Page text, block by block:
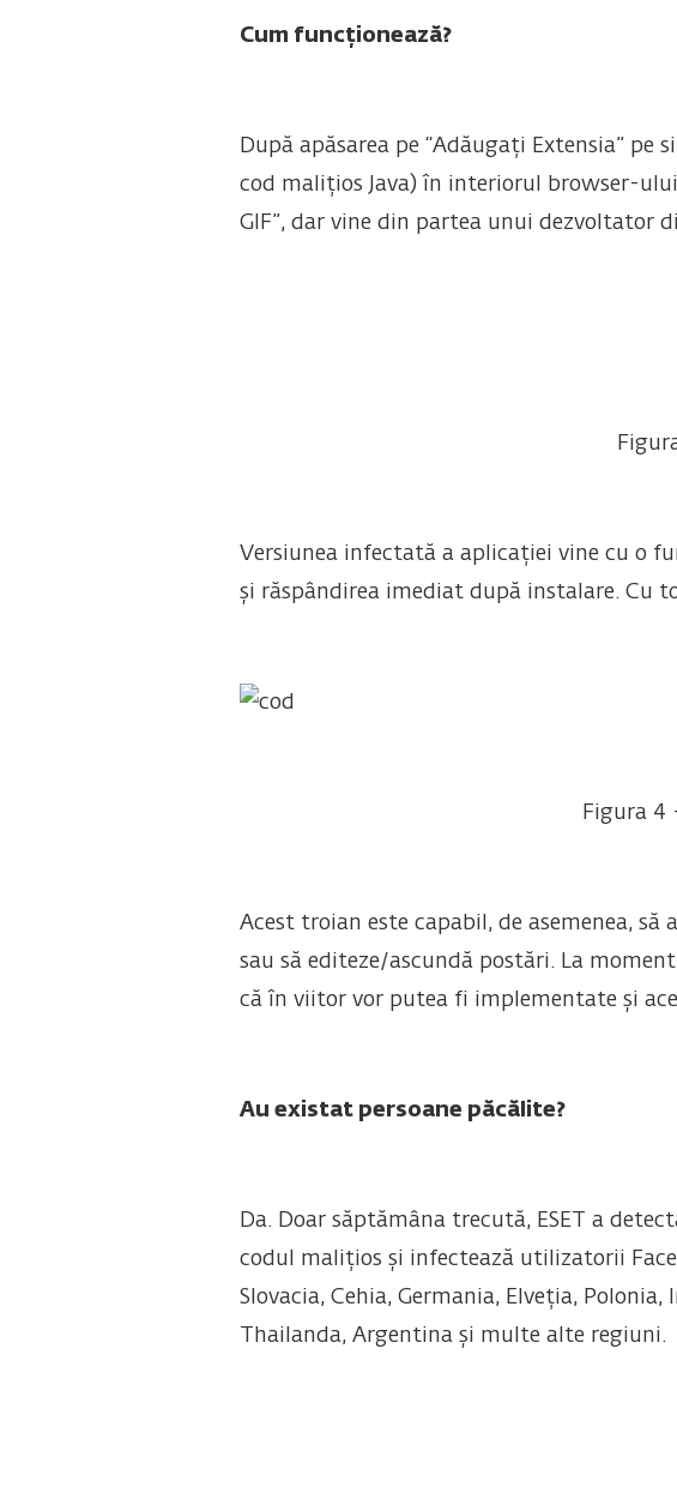
Cum funcționează?
După apăsarea pe “Adăugați Extensia”
cod malițios Java) în interiorul browser-
GIF”, dar vine din partea unui dezvoltator
Versiunea infectată a aplicației vine cu o
și răspândirea imediat după instalare. Cu
Figura 4
Acest troian este capabil, de asemenea, să
sau să editeze/ascundă postări. La
că în viitor vor putea fi implementate și
Au existat persoane păcălite?
Da. Doar săptămâna trecută, ESET a
codul malițios și infectează utilizatorii
Slovacia, Cehia, Germania, Elveția,
Thailanda, Argentina și multe alte regiuni.